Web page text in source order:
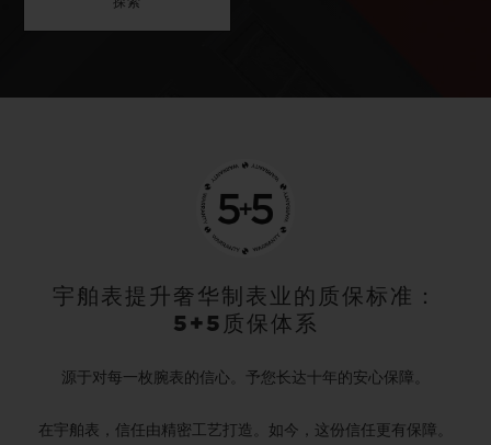
宇舶表提升奢华制表业的质保标准：
5+5质保体系
源于对每一枚腕表的信心。予您长达十年的安心保障。
在宇舶表，信任由精密工艺打造。如今，这份信任更有保障。